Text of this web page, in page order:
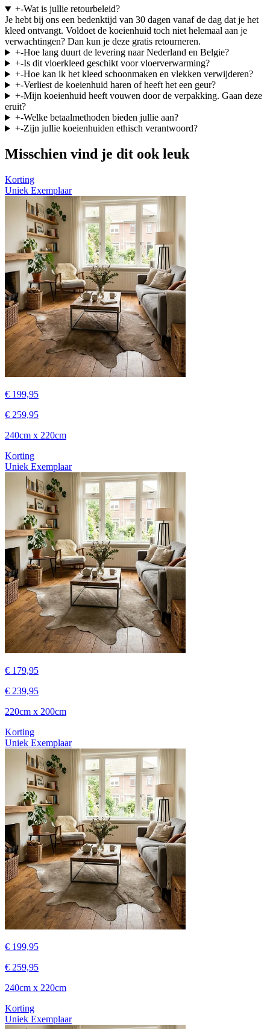
+-Wat is jullie retourbeleid?
Je hebt bij ons een bedenktijd van 30 dagen vanaf de dag dat je het
kleed ontvangt. Voldoet de koeienhuid toch niet helemaal aan je
verwachtingen? Dan kun je deze gratis retourneren.
+-Hoe lang duurt de levering naar Nederland en Belgie?
+-Is dit vloerkleed geschikt voor vloerverwarming?
+-Hoe kan ik het kleed schoonmaken en vlekken verwijderen?
+-Verliest de koeienhuid haren of heeft het een geur?
+-Mijn koeienhuid heeft vouwen door de verpakking. Gaan deze
eruit?
+-Welke betaalmethoden bieden jullie aan?
+-Zijn jullie koeienhuiden ethisch verantwoord?
Misschien vind je dit ook leuk
Korting
Uniek Exemplaar
€ 199,95
€ 259,95
240cm x 220cm
Korting
Uniek Exemplaar
€ 179,95
€ 239,95
220cm x 200cm
Korting
Uniek Exemplaar
€ 199,95
€ 259,95
240cm x 220cm
Korting
Uniek Exemplaar